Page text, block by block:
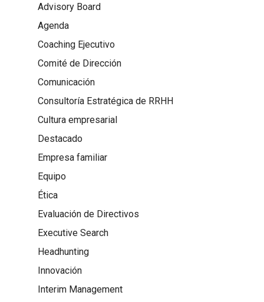
Advisory Board
Agenda
Coaching Ejecutivo
Comité de Dirección
Comunicación
Consultoría Estratégica de RRHH
Cultura empresarial
Destacado
Empresa familiar
Equipo
Ética
Evaluación de Directivos
Executive Search
Headhunting
Innovación
Interim Management